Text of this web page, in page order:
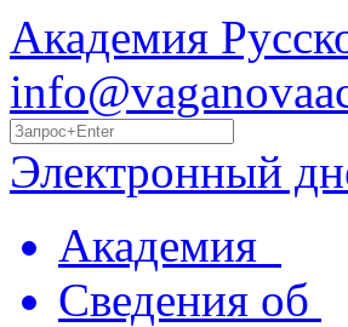
Академия
Электронный
Академия
Сведения об